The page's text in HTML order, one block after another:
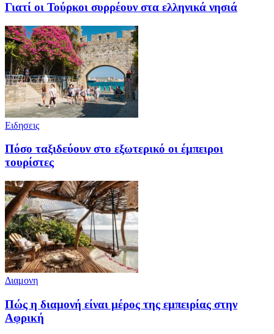
Γιατί οι Τούρκοι συρρέουν στα ελληνικά νησιά
Ειδησεις
Πόσο ταξιδεύουν στο εξωτερικό οι έμπειροι
τουρίστες
Διαμονη
Πώς η διαμονή είναι μέρος της εμπειρίας στην
Αφρική